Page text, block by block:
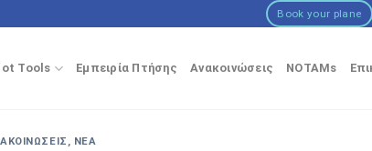
Book your plane
Tools Εμπειρία Πτήσης Ανακοινώσεις NOTAMs
, ΝΈΑ